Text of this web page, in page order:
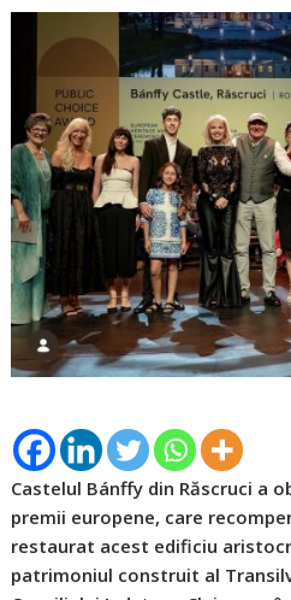
Castelul Bánffy din Răscruci a
premii europene, care
restaurat acest edificiu
patrimoniul construit al